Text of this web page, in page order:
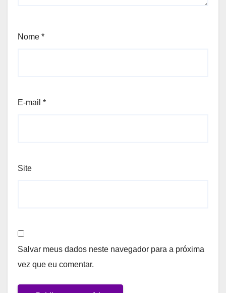
Nome *
E-mail *
Site
Salvar meus dados neste navegador para a próxima
vez que eu comentar.